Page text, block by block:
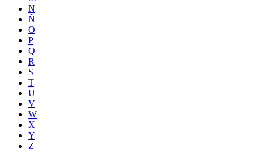
N
Ñ
O
P
Q
R
S
T
U
V
W
X
Y
Z